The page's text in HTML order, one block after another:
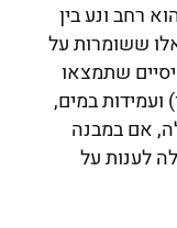
רחב ונע בין
אלו ששומרות על
שתמצאו
ועמידות במים,
אם במבנה
לענות על